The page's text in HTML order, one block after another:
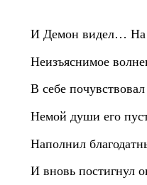
И Демон видел… На
Неизъяснимое
В себе
Немой души его
Наполнил
И вновь постигнул